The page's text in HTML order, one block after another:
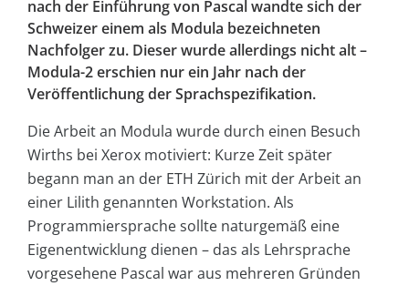
nach der Einführung von Pascal wandte sich der
Schweizer einem als Modula bezeichneten
Nachfolger zu. Dieser wurde allerdings nicht alt –
Modula-2 erschien nur ein Jahr nach der
Veröffentlichung der Sprachspezifikation.
Die Arbeit an Modula wurde durch einen Besuch
Wirths bei Xerox motiviert: Kurze Zeit später
begann man an der ETH Zürich mit der Arbeit an
einer Lilith genannten Workstation. Als
Programmiersprache sollte naturgemäß eine
Eigenentwicklung dienen – das als Lehrsprache
vorgesehene Pascal war aus mehreren Gründen